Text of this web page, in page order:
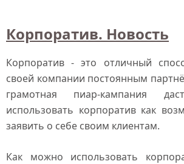
Корпоратив. Новость
Корпоратив - это отличный
своей компании постоянным
грамотная пиар-кампания
использовать корпоратив как
заявить о себе своим клиентам.
Как можно использовать